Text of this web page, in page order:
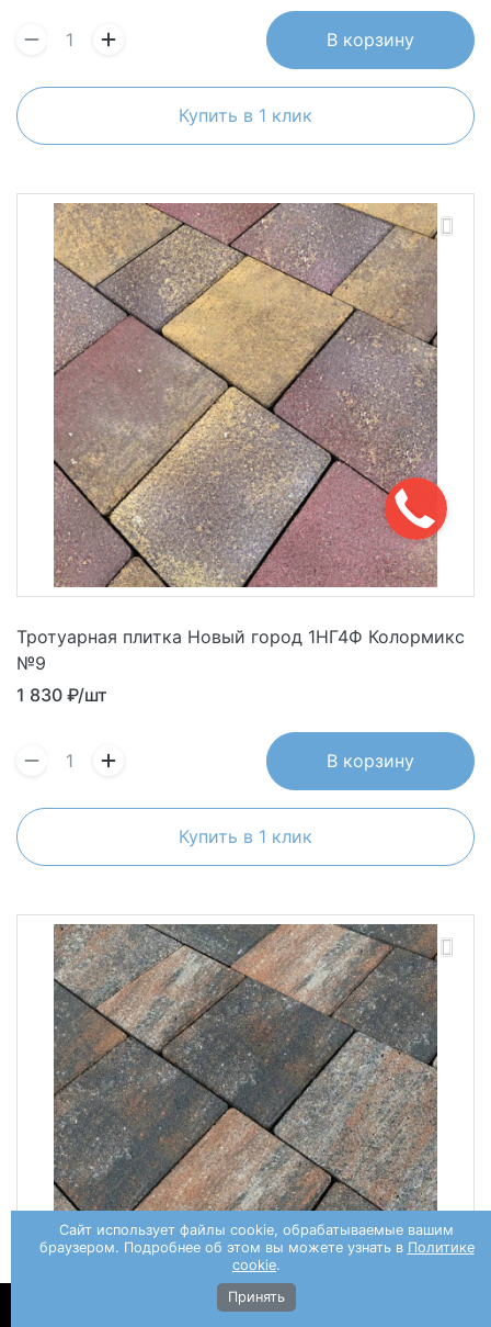
В корзину
Купить в 1 клик
Тротуарная плитка Новый город 1НГ4Ф Колормикс
№9
1 830 ₽/шт
В корзину
Купить в 1 клик
Сайт использует файлы cookie, обрабатываемые вашим
браузером. Подробнее об этом вы можете узнать в Политике
cookie.
Принять